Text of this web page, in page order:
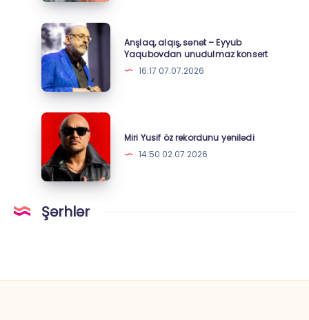
oxudu
Anşlaq,
alqış,
sənət
–
Eyyub
Yaqubovdan
unudulmaz
konsert
Anşlaq, alqış, sənət – Eyyub
Yaqubovdan unudulmaz konsert
16:17 07.07.2026
Miri
Yusif
öz
rekordunu
yenilədi
Miri Yusif öz rekordunu yenilədi
14:50 02.07.2026
Şərhlər